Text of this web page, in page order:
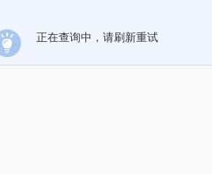
正在查询中，请刷新重试